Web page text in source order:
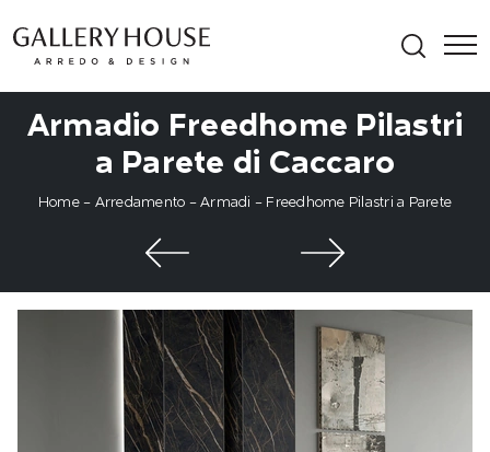
Armadio Freedhome Pilastri
a Parete di Caccaro
Home- Arredamento -Armadi - Freedhome Pilastri a Parete